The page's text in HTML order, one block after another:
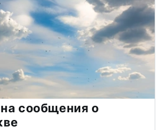
сообщения о